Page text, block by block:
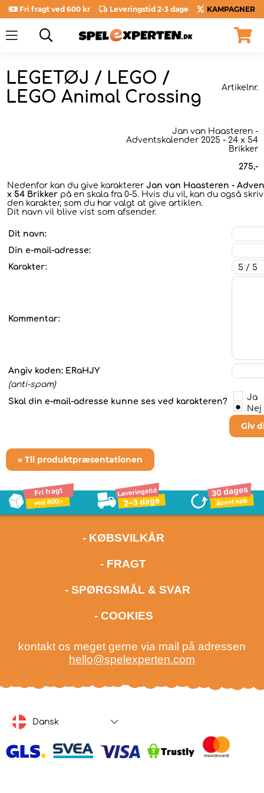
Fri fragt ved 600 kr Leveringstid 2-3 dage KAMPAGNER
LEGETØJ / LEGO /
LEGO Animal Crossing
Artikelnr.
Jan van Haasteren -
Adventskalender 2025 - 24 x 54
Brikker
275,-
Nedenfor kan du give karakterer Jan van Haasteren -
x 54 Brikker på en skala fra 0-5. Hvis du vil, kan du også
den karakter, som du har valgt at give artiklen.
Dit navn vil blive vist som afsender.
Dit navn:
Din e-mail-adresse:
Karakter:
Kommentar:
Angiv koden: ERaHJY
(anti-spam)
Skal din e-mail-adresse kunne ses ved karakteren?
Ja
Nej
Giv
« Til produktpræsentationen
- KØBSVILKÅR
- FRAGT
- SPØRGSMÅL & SVAR
- COOKIES
kontakt os meget gerne via mail på adressen
hello@spelexperten.com
Dansk